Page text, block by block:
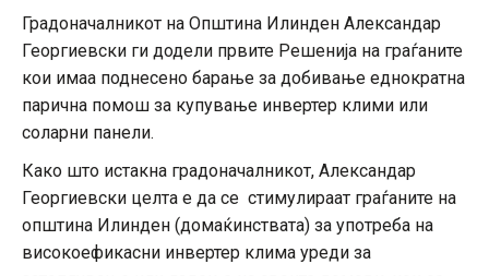
Градоначалникот на Општина Илинден Александар
Георгиевски ги додели првите Решенија на граѓаните
кои имаа поднесено барање за добивање еднократна
парична помош за купување инвертер клими или
соларни панели.
Како што истакна градоначалникот, Александар
Георгиевски целта е да се стимулираат граѓаните на
општина Илинден (домаќинствата) за употреба на
високоефикасни инвертер клима уреди за